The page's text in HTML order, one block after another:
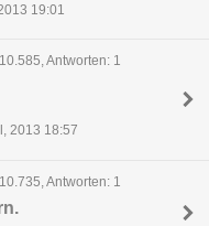
19:01
Antworten: 1
2013 18:57
Antworten: 1